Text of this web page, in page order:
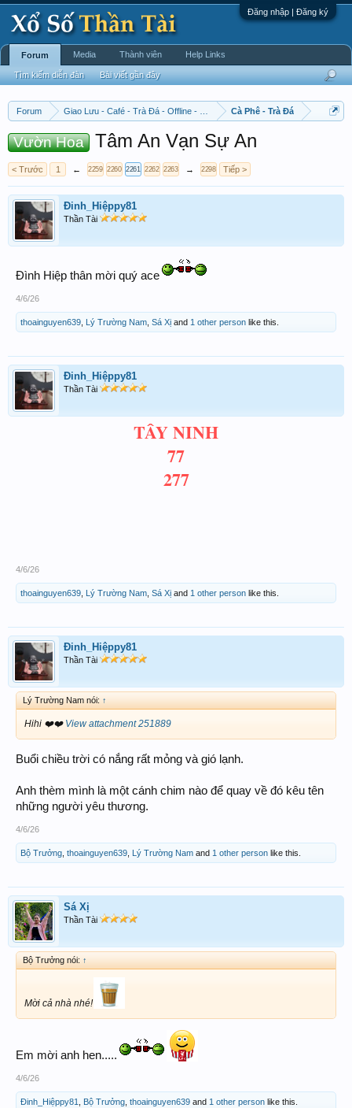
Đăng nhập | Đăng ký
Forum Giao Lưu - Café - Trà Đá - Offline - Tỉnh Tò Hihi!Cà Phê - Trà Đá
Vườn Hoa Tâm An Vạn Sự An
< Trước 1 ← 2259 2260 2261 2262 2263 → 2298 Tiếp >
Đinh_Hiệppy81
Thần Tài
Đình Hiệp thân mời quý ace
4/6/26
thoainguyen639 Lý Trường Nam Sá Xị and 1 other person like this.
Đinh_Hiệppy81
Thần Tài
TÂY NINH
77
277
4/6/26
thoainguyen639 Lý Trường Nam Sá Xị and 1 other person like this.
Đinh_Hiệppy81
Thần Tài
Lý Trường Nam nói: ↑
Hihi ❤️❤️ View attachment 251889
Buổi chiều trời có nắng rất mỏng và gió lạnh.
Anh thèm mình là một cánh chim nào để quay về đó kêu tên
những người yêu thương.
4/6/26
Bộ Trưởng thoainguyen639 Lý Trường Nam and 1 other person like this.
Sá Xị
Thần Tài
Bộ Trưởng nói: ↑
Mời cả nhà nhé!
Em mời anh hen.....
4/6/26
Đinh_Hiệppy81 Bộ Trưởng thoainguyen639 and 1 other person like this.
Forum
Tìm kiếm diễn đàn Bài viết gần đây
Media Thành viên Help Links